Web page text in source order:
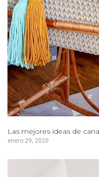
Las mejores ideas de
enero 29, 2020